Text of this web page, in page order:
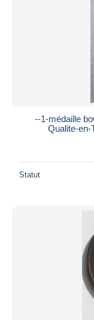
--1-médaille
Qualite-
Statut